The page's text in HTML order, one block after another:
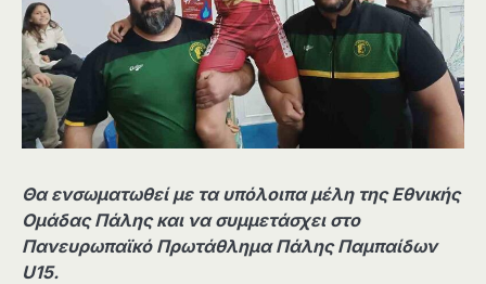
Θα ενσωματωθεί με τα υπόλοιπα μέλη της Εθνικής
Ομάδας Πάλης και να συμμετάσχει στο
Πανευρωπαϊκό Πρωτάθλημα Πάλης Παμπαίδων
U15.